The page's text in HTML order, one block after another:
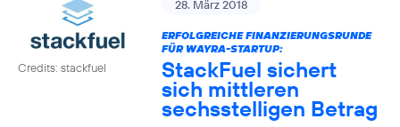
Credits: stackfuel
28. März 2018
ERFOLGREICHE FINANZIERUNGSRUNDE
FÜR WAYRA-STARTUP:
StackFuel sichert
sich mittleren
sechsstelligen Betrag